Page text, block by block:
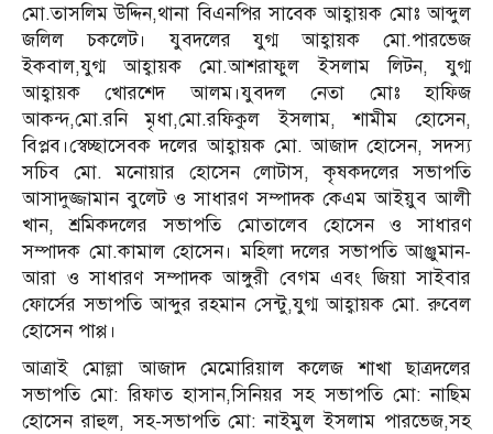
মো.তাসলিম উদ্দিন,থানা বিএনপির সাবেক আহ্বায়ক মোঃ আব্দুল
জলিল চকলেট। যুবদলের যুগ্ম আহ্বায়ক মো.পারভেজ
ইকবাল,যুগ্ম আহ্বায়ক মো.আশরাফুল ইসলাম লিটন, যুগ্ম
আহ্বায়ক খোরশেদ আলম।যুবদল নেতা মোঃ হাফিজ
আকন্দ,মো.রনি মৃধা,মো.রফিকুল ইসলাম, শামীম হোসেন,
বিপ্লব।স্বেচ্ছাসেবক দলের আহ্বায়ক মো. আজাদ হোসেন, সদস্য
সচিব মো. মনোয়ার হোসেন লোটাস, কৃষকদলের সভাপতি
আসাদুজ্জামান বুলেট ও সাধারণ সম্পাদক কেএম আইয়ুব আলী
খান, শ্রমিকদলের সভাপতি মোতালেব হোসেন ও সাধারণ
সম্পাদক মো.কামাল হোসেন। মহিলা দলের সভাপতি আঞ্জুমান-
আরা ও সাধারণ সম্পাদক আঙ্গুরী বেগম এবং জিয়া সাইবার
ফোর্সের সভাপতি আব্দুর রহমান সেন্টু,যুগ্ম আহ্বায়ক মো. রুবেল
হোসেন পাপ্প।
আত্রাই মোল্লা আজাদ মেমোরিয়াল কলেজ শাখা ছাত্রদলের
সভাপতি মো: রিফাত হাসান,সিনিয়র সহ সভাপতি মো: নাছিম
হোসেন রাহুল, সহ-সভাপতি মো: নাইমুল ইসলাম পারভেজ,সহ